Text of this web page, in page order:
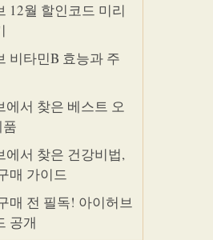
12월 할인코드 미리
비타민B 효능과 주
에서 찾은 베스트 오
에서 찾은 건강비법,
매 가이드
매 전 필독! 아이허브
공개